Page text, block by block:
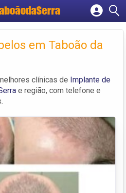
Cadastrar empresa
Criar contaem Taboão da
clínicas de Implante de
e região, com telefone e